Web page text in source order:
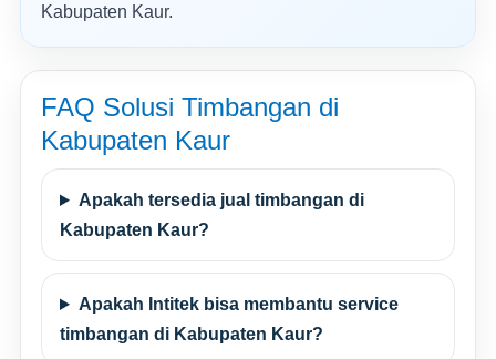
Kabupaten Kaur.
FAQ Solusi Timbangan di
Kabupaten Kaur
Apakah tersedia jual timbangan di
Kabupaten Kaur?
Apakah Intitek bisa membantu service
timbangan di Kabupaten Kaur?